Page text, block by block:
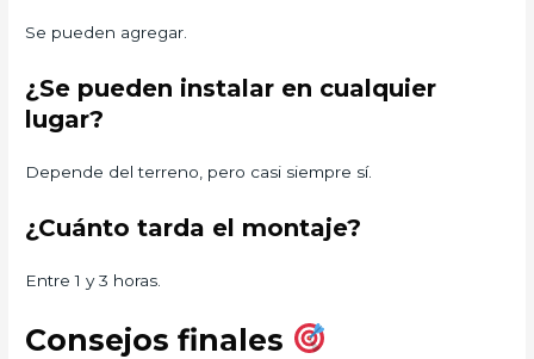
Se pueden agregar.
¿Se pueden instalar en cualquier
lugar?
Depende del terreno, pero casi siempre sí.
¿Cuánto tarda el montaje?
Entre 1 y 3 horas.
Consejos finales